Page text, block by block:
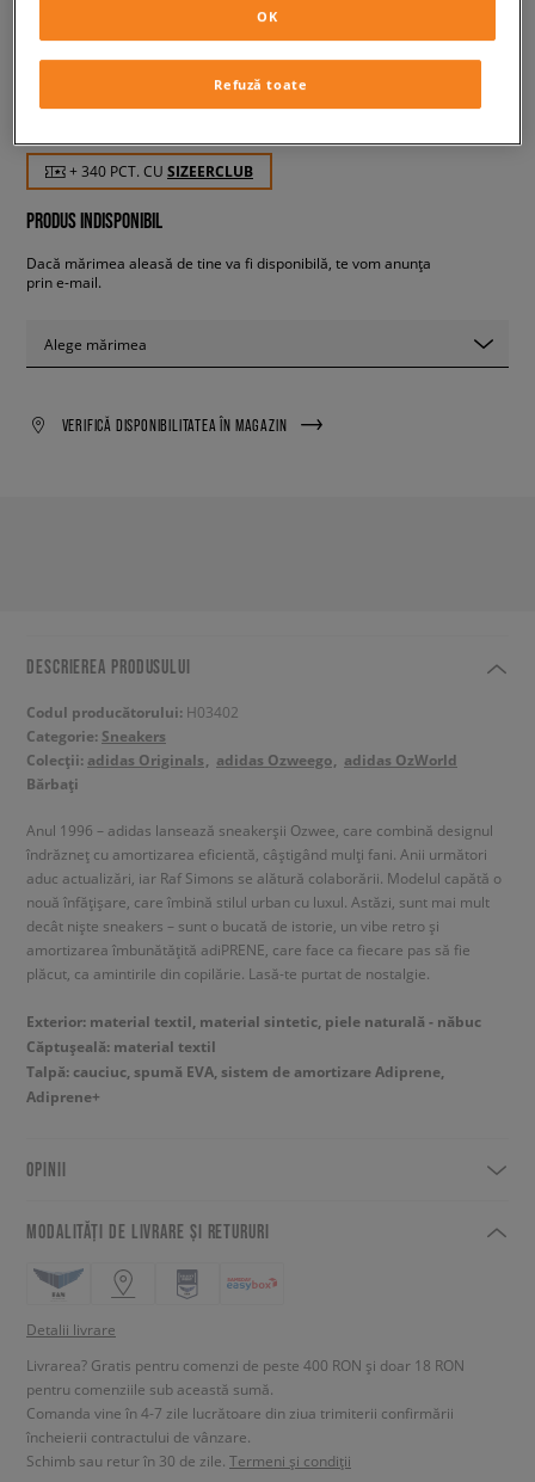
bărbați, sneakers
339,99 RON
+ 340 PCT. CU SIZEERCLUB
PRODUS INDISPONIBIL
Dacă mărimea aleasă de tine va fi disponibilă, te vom anunța
prin e-mail.
Alege mărimea
VERIFICĂ DISPONIBILITATEA ÎN MAGAZIN
DESCRIEREA PRODUSULUI
Codul producătorului: H03402
Categorie: Sneakers
Colecții: adidas Originals adidas Ozweego
adidas OzWorld
Bărbați
Anul 1996 – adidas lansează sneakerșii Ozwee, care combină designul
îndrăzneț cu amortizarea eficientă, câștigând mulți fani. Anii următori
aduc actualizări, iar Raf Simons se alătură colaborării. Modelul capătă o
nouă înfățișare, care îmbină stilul urban cu luxul. Astăzi, sunt mai mult
decât niște sneakers – sunt o bucată de istorie, un vibe retro și
amortizarea îmbunătățită adiPRENE, care face ca fiecare pas să fie
plăcut, ca amintirile din copilărie. Lasă-te purtat de nostalgie.
Exterior: material textil, material sintetic, piele naturală - năbuc
Căptușeală: material textil
Talpă: cauciuc, spumă EVA, sistem de amortizare Adiprene,
Adiprene+
OPINII
MODALITĂȚI DE LIVRARE ȘI RETURURI
Detalii livrare
Livrarea? Gratis pentru comenzi de peste 400 RON și doar 18 RON
pentru comenziile sub această sumă.
Comanda vine în 4-7 zile lucrătoare din ziua trimiterii confirmării
încheierii contractului de vânzare.
Schimb sau retur în 30 de zile. Termeni și condiții
Refuză toate
OK